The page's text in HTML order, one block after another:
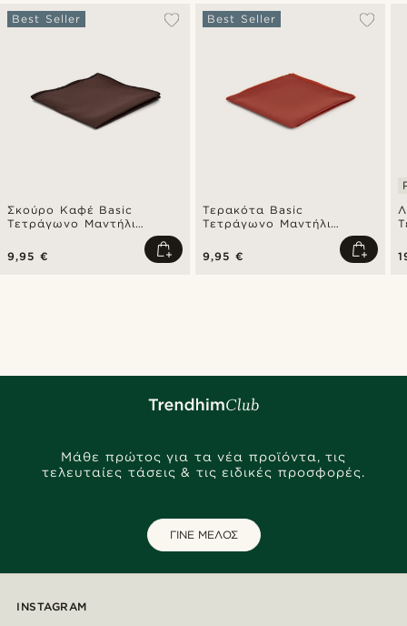
Σκούρο Καφέ Basic
Τετράγωνο Μαντήλι
Best Seller
9,95 €
Τερακότα Basic
Τετράγωνο Μαντήλι
Best Seller
9,95 €
Μάθε πρώτος για τα νέα προϊόντα, τις
τελευταίες τάσεις & τις ειδικές προσφορές.
ΓΙΝΕ ΜΕΛΟΣ
INSTAGRAM